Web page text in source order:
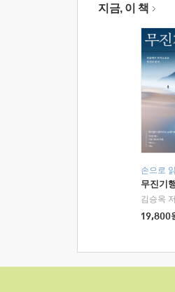
지금, 이 책
손으로
무진기
김승옥 저
19,800